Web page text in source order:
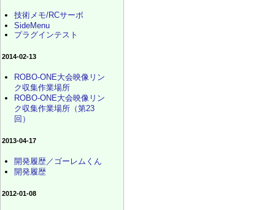
技術メモ/RCサーボ
SideMenu
プラグインテスト
2014-02-13
ROBO-ONE大会映像リン
ク収集作業場所
ROBO-ONE大会映像リン
ク収集作業場所（第23
回）
2013-04-17
開発履歴／ゴーレムくん
開発履歴
2012-01-08